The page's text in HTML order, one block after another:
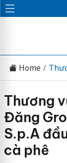
Home
Thương
Đăng
S.p.A
cà phê